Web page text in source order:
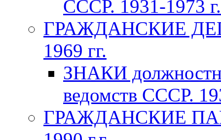
СССР. 1931-1973
ГРАЖДАНСКИЕ
1969 гг.
ЗНАКИ
ведомств СССР.
ГРАЖДАНСКИЕ